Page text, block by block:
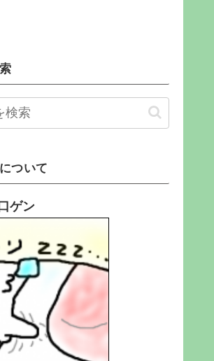
ついて
ゲン